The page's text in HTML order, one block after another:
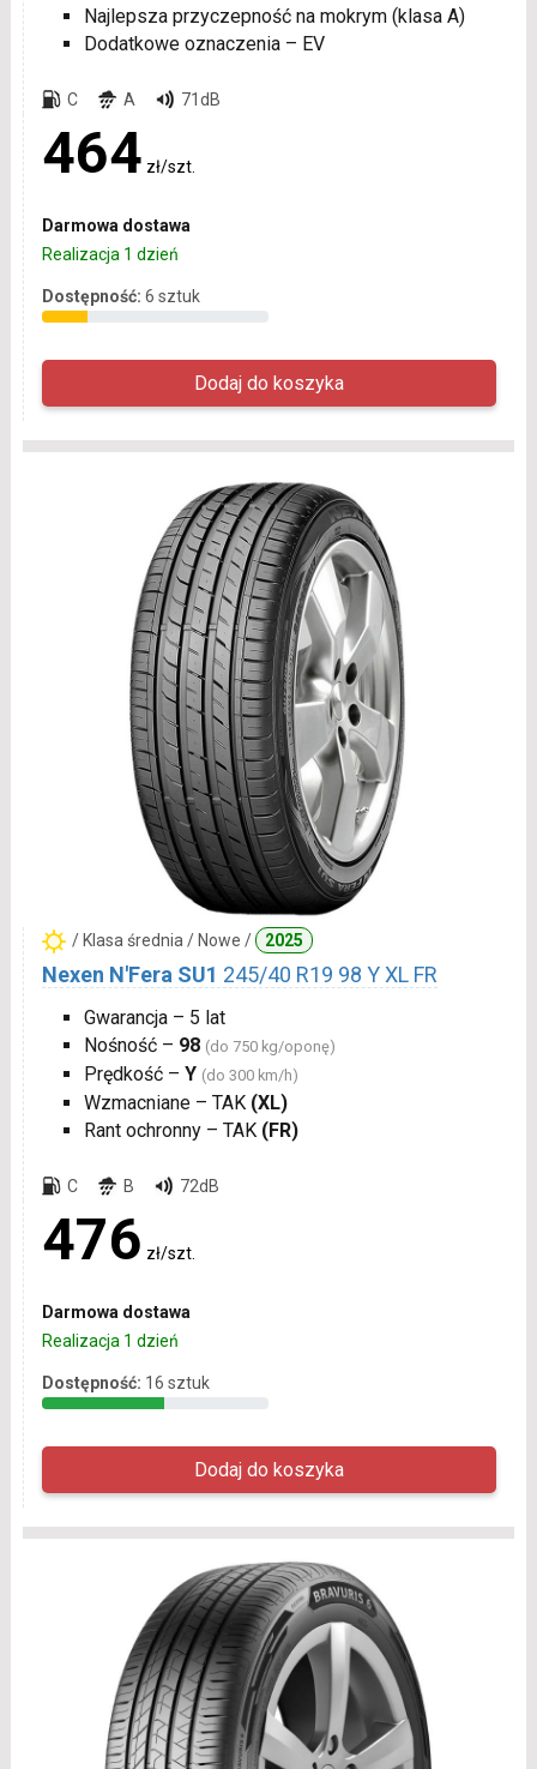
Najlepsza przyczepność na mokrym (klasa A)
Dodatkowe oznaczenia – EV
C A 71dB
464 zł/szt.
Darmowa dostawa
Realizacja 1 dzień
Dostępność: 6 sztuk
/ Klasa średnia / Nowe / 2025
Nexen N'Fera SU1 245/40 R19 98 Y XL FR
Gwarancja – 5 lat
Nośność – 98 (do 750 kg/oponę)
Prędkość – Y (do 300 km/h)
Wzmacniane – TAK (XL)
Rant ochronny – TAK (FR)
C B 72dB
476 zł/szt.
Darmowa dostawa
Realizacja 1 dzień
Dostępność: 16 sztuk